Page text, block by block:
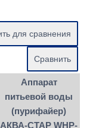
Аппарат
питьевой воды
(пурифайер)
АКВА-СТАР WHP-